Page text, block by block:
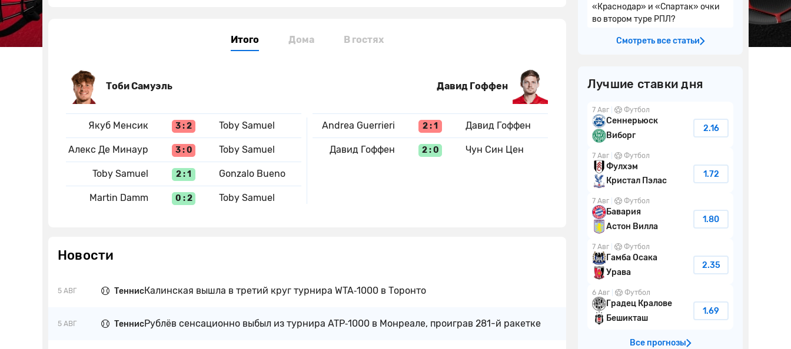
Итого Дома В гостях
Тоби Самуэль
Якуб Менсик 3 : 2 Toby Samuel
Алекс Де Минаур 3 : 0 Toby Samuel
Toby Samuel 2 : 1 Gonzalo Bueno
Martin Damm 0 : 2 Toby Samuel
Давид Гоффен
Andrea Guerrieri 2 : 1 Давид Гоффен
Давид Гоффен 2 : 0 Чун Син Цен
Новости
5 АВГ ТеннисКалинская вышла в третий круг турнира WTA‑1000 в Торонто
5 АВГ ТеннисРублёв сенсационно выбыл из турнира ATP‑1000 в Монреале, проиграв 281-й ракетке
«Краснодар» и «Спартак» очки
во втором туре РПЛ?
Смотреть все статьи
Лучшие ставки дня
7 Авг Футбол
Сеннерьюск
Виборг
2.16
7 Авг Футбол
Фулхэм
Кристал Пэлас
1.72
7 Авг Футбол
Бавария
Астон Вилла
1.80
7 Авг Футбол
Гамба Осака
Урава
2.35
6 Авг Футбол
Градец Кралове
Бешикташ
1.69
Все прогнозы